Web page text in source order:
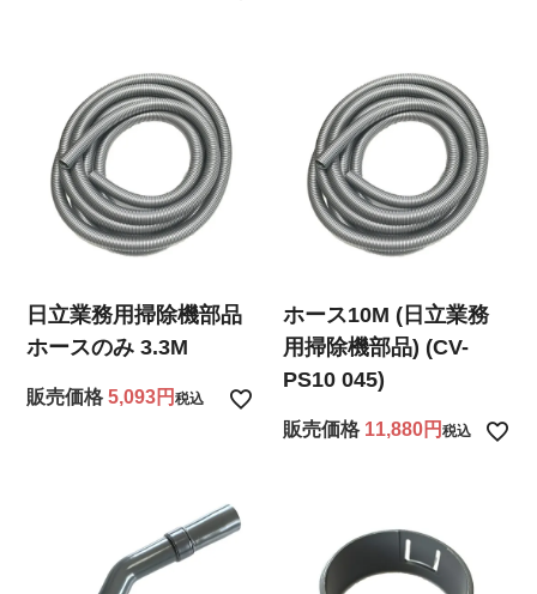
日立業務用掃除機部品
ホースのみ 3.3M
販売価格 5,093 税込
ホース10M (日立業務
用掃除機部品) (CV-
PS10 045)
販売価格 11,880 税込